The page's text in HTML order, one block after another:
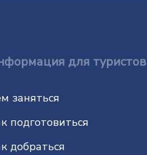
для туристов
заняться
подготовиться
добраться